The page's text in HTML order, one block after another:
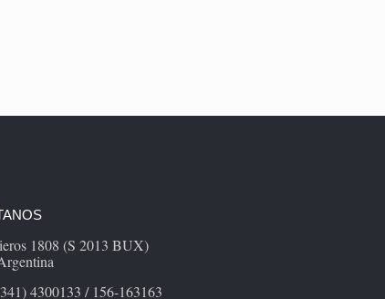
1808 (S 2013 BUX)
4300133 / 156-163163